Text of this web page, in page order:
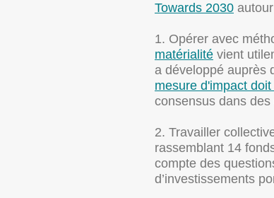
Towards 2030
1. Opérer avec
matérialité vient
a développé auprès
mesure d'impact
consensus dans
2. Travailler
rassemblant 14
compte des
d’investissements